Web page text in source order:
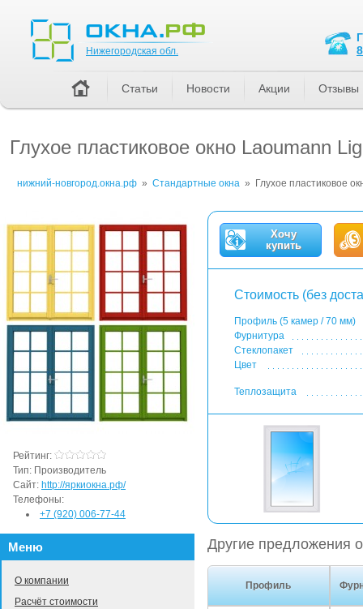
Глухое пластиковое окно Laoumann
нижний-новгород.окна.рф » Стандартные окна » Глухое пластиковое
Хочу
купить
Стоимость (без
Профиль (5 камер / 70 мм)
Фурнитура
Стеклопакет
Цвет
Теплозащита
Другие предложения
Профиль
Рейтинг:
Тип: Производитель
Сайт: http://яркиокна.рф/
Телефоны:
+7 (920) 006-77-44
Меню
О компании
Расчёт стоимости
Нижегородская обл.
Статьи Новости Акции Отзывы